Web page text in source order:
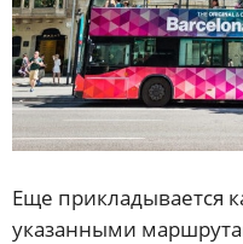
Еще прикладывается
указанными